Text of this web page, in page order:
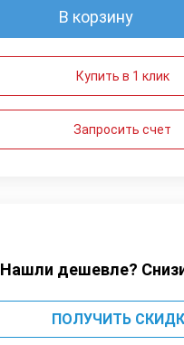
В корзину
Купить в 1 клик
Запросить счет
Нашли дешевле?
ПОЛУЧИТЬ